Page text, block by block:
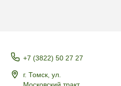
+7 (3822) 50 27 27
г. Томск, ул.